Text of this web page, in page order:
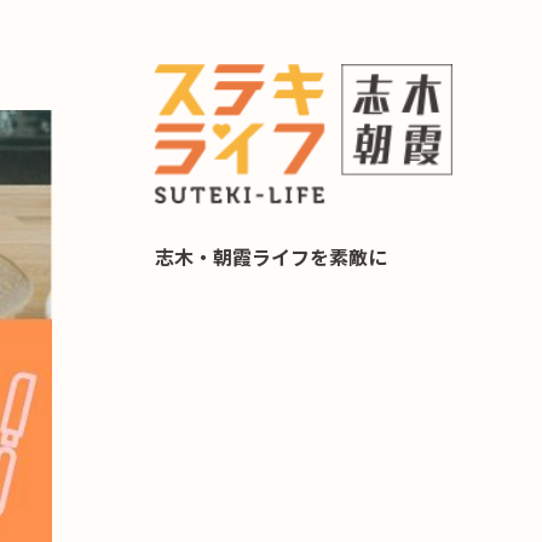
志木・朝霞ライフを素敵に
し 住み替え相談